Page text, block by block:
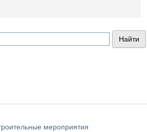
мероприятия